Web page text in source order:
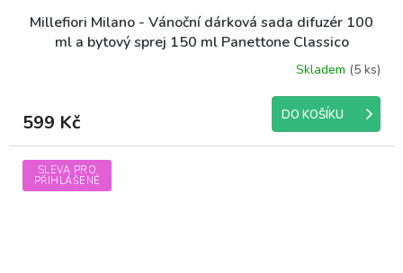
Millefiori Milano - Vánoční dárková sada difuzér 100
ml a bytový sprej 150 ml Panettone Classico
Skladem (5 ks)
599 Kč DO KOŠÍKU
SLEVA PRO
PŘIHLÁŠENÉ